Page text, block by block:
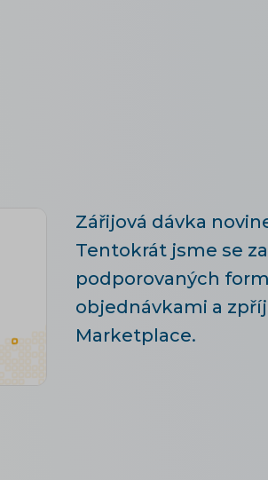
Zářijová dávka
Tentokrát jsme se
podporovaných
objednávkami a
Marketplace.